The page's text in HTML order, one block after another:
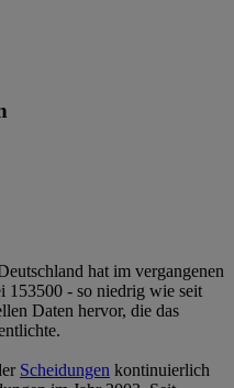
hat im vergangenen
153500 - so niedrig wie seit
Daten hervor, die das
Scheidungen kontinuierlich